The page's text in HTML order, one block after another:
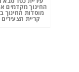
החינוך מקדמים
מוסדות החינוך
קריית